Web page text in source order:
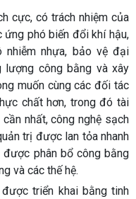
cực, có trách nhiệm của
phó biến đổi khí hậu,
nhựa, bảo vệ đại
lượng công bằng và xây
muốn cùng các đối tác
chất hơn, trong đó tài
nhất, công nghệ sạch
trị được lan tỏa nhanh
được phân bổ công bằng
và các thế hệ.
triển khai bằng tinh